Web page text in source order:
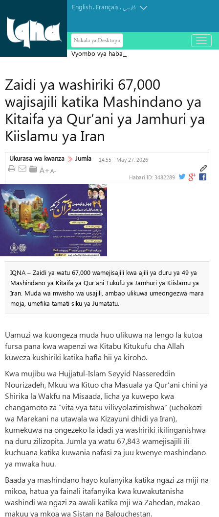
English. Français.فارسی
Nakala ya Desktopu
باز
و
Vyombo vya habari vya Israel vyatoa
El-Sayed Seneti Marekani
Zaidi ya washiriki 67,000
wajisajili katika Mashindano ya
Kitaifa ya Qur’ani ya Jamhuri ya
Kiislamu ya Iran
Ukurasa wa kwanza Jumla 14:55 - May 27, 2026
Habari ID: 3482289
IQNA – Zaidi ya watu 67,000 wamejisajili kwa ajili ya duru ya 49 ya
Mashindano ya Kitaifa ya Qur’ani Tukufu ya Jamhuri ya Kiislamu ya
Iran. Muda wa mwisho wa usajili, ambao ulikuwa umeongezwa mara
moja, umefika tamati siku ya Jumatatu.
Uamuzi wa kuongeza muda huo ulikuwa na lengo la kutoa
fursa pana kwa wapenzi wa Kitabu Kitukufu cha Allah
kuweza kushiriki katika hafla hii ya kiroho.
Kwa mujibu wa Hujjatul-Islam Seyyid Nassereddin
Nourizadeh, Mkuu wa Kituo cha Masuala ya Qur’ani chini ya
Shirika la Wakfu na Misaada, licha ya kuwepo kwa
changamoto za “vita vya tatu vilivyolazimishwa” (uchokozi
wa Marekani na utawala wa Kizayuni dhidi ya Iran),
kumekuwa na ongezeko la idadi ya washiriki ikilinganishwa
na duru zilizopita. Jumla ya watu 67,843 wamejisajili ili
kuchuana katika kuwania nafasi za juu kwenye mashindano
ya mwaka huu.
Baada ya mashindano hayo kufanyika katika ngazi za miji na
mikoa, hatua ya fainali itafanyika kwa kuwakutanisha
washindi wa ngazi za awali katika mji wa Zahedan, makao
makuu ya mkoa wa Sistan na Balouchestan.